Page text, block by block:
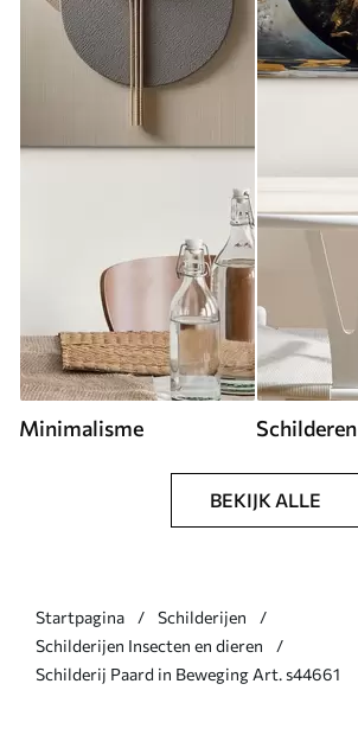
Minimalisme Schilderen
BEKIJK ALLE
Startpagina
Schilderijen
Schilderijen Insecten en dieren
Schilderij Paard in Beweging Art. s44661